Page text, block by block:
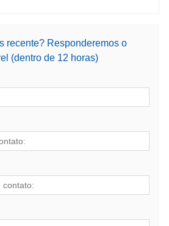
recente? Responderemos o
(dentro de 12 horas)